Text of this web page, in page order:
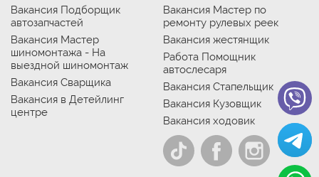
Вакансия Подборщик
автозапчастей
Вакансия Мастер
шиномонтажа - На
выездной шиномонтаж
Вакансия Сварщика
Вакансия в Детейлинг
центре
Вакансия Мастер по
ремонту рулевых реек
Вакансия жестянщик
Работа Помощник
автослесаря
Вакансия Стапельщик
Вакансия Кузовщик
Вакансия ходовик